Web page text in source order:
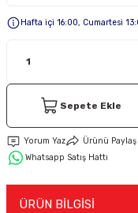
Hafta içi 16:00, Cumartesi
Sepete Ekle
Yorum Yaz Ürünü Paylaş
Whatsapp Satış Hattı
ÜRÜN BİLGİSİ